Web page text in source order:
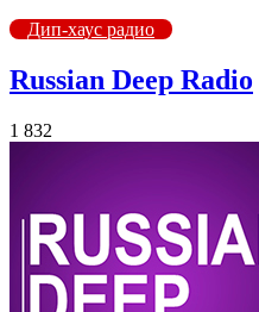
Дип-хаус радио
Russian Deep Radio
1 832